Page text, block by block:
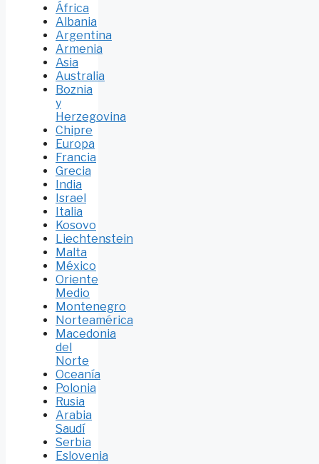
África
Albania
Argentina
Armenia
Asia
Australia
Boznia
y
Herzegovina
Chipre
Europa
Francia
Grecia
India
Israel
Italia
Kosovo
Liechtenstein
Malta
México
Oriente
Medio
Montenegro
Norteamérica
Macedonia
del
Norte
Oceanía
Polonia
Rusia
Arabia
Saudí
Serbia
Eslovenia